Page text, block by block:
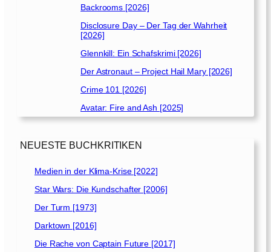
Backrooms [2026]
Disclosure Day – Der Tag der Wahrheit
[2026]
Glennkill: Ein Schafskrimi [2026]
Der Astronaut – Project Hail Mary [2026]
Crime 101 [2026]
Avatar: Fire and Ash [2025]
NEUESTE BUCHKRITIKEN
Medien in der Klima-Krise [2022]
Star Wars: Die Kundschafter [2006]
Der Turm [1973]
Darktown [2016]
Die Rache von Captain Future [2017]